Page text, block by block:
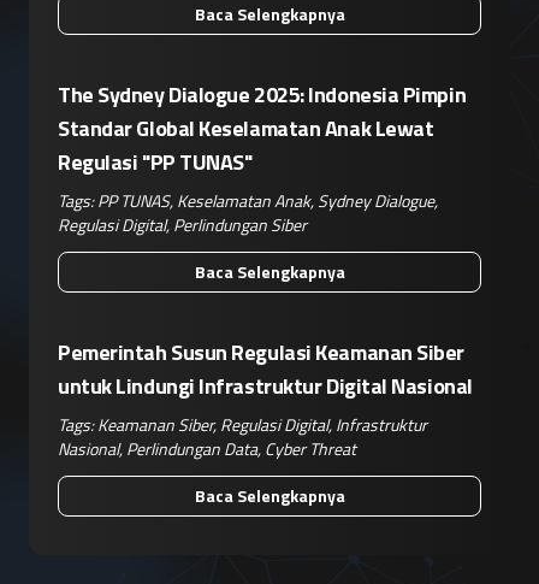
Baca Selengkapnya
The Sydney Dialogue 2025: Indonesia Pimpin
Standar Global Keselamatan Anak Lewat
Regulasi "PP TUNAS"
Tags:PP TUNAS,Keselamatan Anak,Sydney Dialogue,
Regulasi Digital,Perlindungan Siber
Baca Selengkapnya
Pemerintah Susun Regulasi Keamanan Siber
untuk Lindungi Infrastruktur Digital Nasional
Tags:Keamanan Siber,Regulasi Digital,Infrastruktur
Nasional,Perlindungan Data,Cyber Threat
Baca Selengkapnya